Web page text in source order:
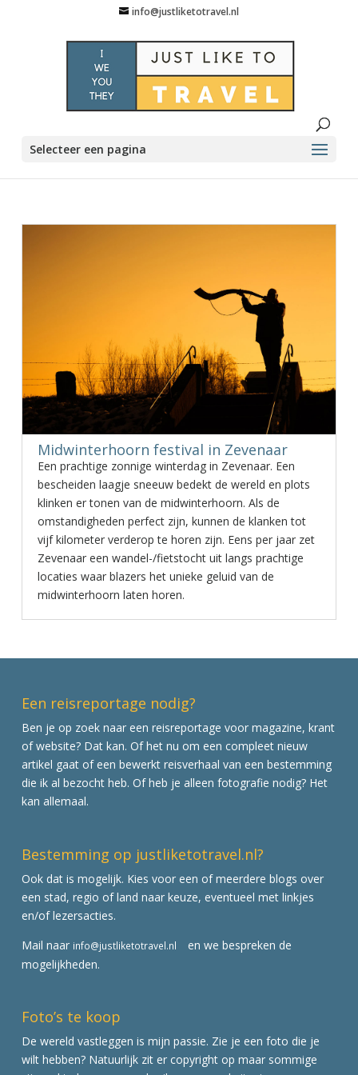
info@justliketotravel.nl
Selecteer een pagina
Midwinterhoorn festival in Zevenaar
Een prachtige zonnige winterdag in Zevenaar. Een
bescheiden laagje sneeuw bedekt de wereld en plots
klinken er tonen van de midwinterhoorn. Als de
omstandigheden perfect zijn, kunnen de klanken tot
vijf kilometer verderop te horen zijn. Eens per jaar zet
Zevenaar een wandel-/fietstocht uit langs prachtige
locaties waar blazers het unieke geluid van de
midwinterhoorn laten horen.
Een reisreportage nodig?
Ben je op zoek naar een reisreportage voor magazine, krant
of website? Dat kan. Of het nu om een compleet nieuw
artikel gaat of een bewerkt reisverhaal van een bestemming
die ik al bezocht heb. Of heb je alleen fotografie nodig? Het
kan allemaal.
Bestemming op justliketotravel.nl?
Ook dat is mogelijk. Kies voor een of meerdere blogs over
een stad, regio of land naar keuze, eventueel met linkjes
en/of lezersacties.
Mail naar info@justliketotravel.nl
en we bespreken de
mogelijkheden.
Foto’s te koop
De wereld vastleggen is mijn passie. Zie je een foto die je
wilt hebben? Natuurlijk zit er copyright op maar sommige